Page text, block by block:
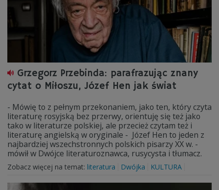
Grzegorz Przebinda: parafrazując znany
cytat o Miłoszu, Józef Hen jak świat
- Mówię to z pełnym przekonaniem, jako ten, który czyta
literaturę rosyjską bez przerwy, orientuję się też jako
tako w literaturze polskiej, ale przecież czytam też i
literaturę angielską w oryginale - Józef Hen to jeden z
najbardziej wszechstronnych polskich pisarzy XX w. -
mówił w Dwójce literaturoznawca, rusycysta i tłumacz.
Zobacz więcej na temat: literatura Dwójka KULTURA